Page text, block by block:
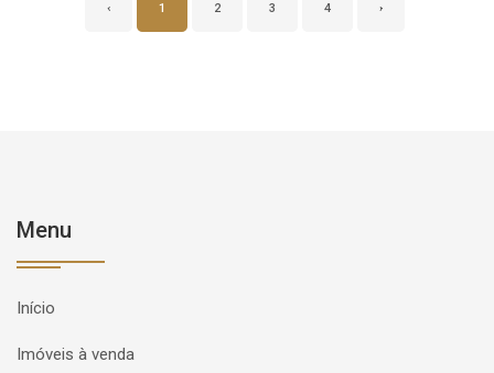
‹ 1 2 3 4 ›
Menu
Início
Imóveis à venda